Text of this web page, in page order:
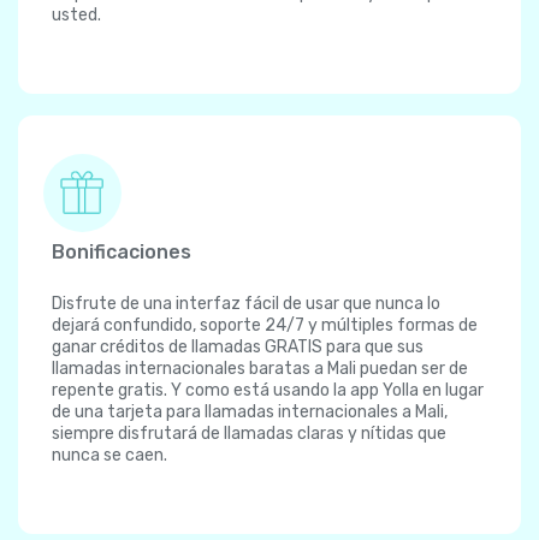
usted.
Bonificaciones
Disfrute de una interfaz fácil de usar que nunca lo
dejará confundido, soporte 24/7 y múltiples formas de
ganar créditos de llamadas GRATIS para que sus
llamadas internacionales baratas a Mali puedan ser de
repente gratis. Y como está usando la app Yolla en lugar
de una tarjeta para llamadas internacionales a Mali,
siempre disfrutará de llamadas claras y nítidas que
nunca se caen.